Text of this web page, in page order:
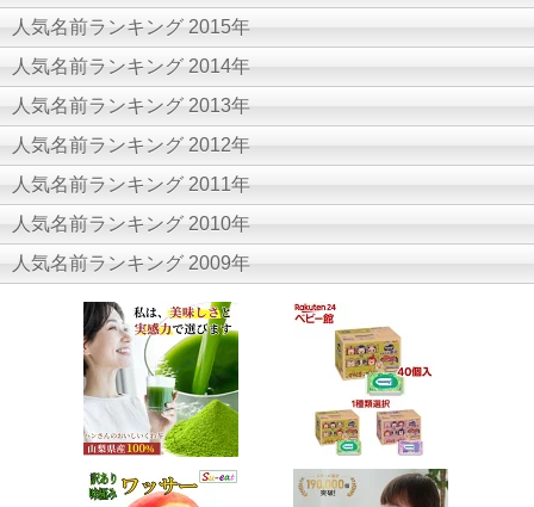
人気名前ランキング 2015年
人気名前ランキング 2014年
人気名前ランキング 2013年
人気名前ランキング 2012年
人気名前ランキング 2011年
人気名前ランキング 2010年
人気名前ランキング 2009年